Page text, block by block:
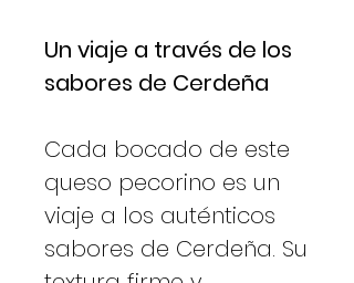
Un viaje a través de los
sabores de Cerdeña
Cada bocado de este
queso pecorino es un
viaje a los auténticos
sabores de Cerdeña. Su